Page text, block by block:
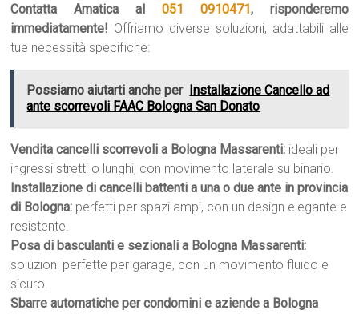
Contatta Amatica al 051 0910471, risponderemo
immediatamente! Offriamo diverse soluzioni, adattabili alle
tue necessità specifiche:
Possiamo aiutarti anche per Installazione Cancello ad
ante scorrevoli FAAC Bologna San Donato
Vendita cancelli scorrevoli a Bologna Massarenti: ideali per
ingressi stretti o lunghi, con movimento laterale su binario.
Installazione di cancelli battenti a una o due ante in provincia
di Bologna: perfetti per spazi ampi, con un design elegante e
resistente.
Posa di basculanti e sezionali a Bologna Massarenti:
soluzioni perfette per garage, con un movimento fluido e
sicuro.
Sbarre automatiche per condomini e aziende a Bologna